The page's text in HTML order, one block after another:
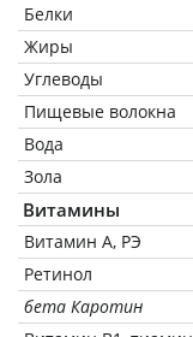
Белки
Жиры
Углеводы
Пищевые волокна
Вода
Зола
Витамины
Витамин А, РЭ
Ретинол
бета Каротин